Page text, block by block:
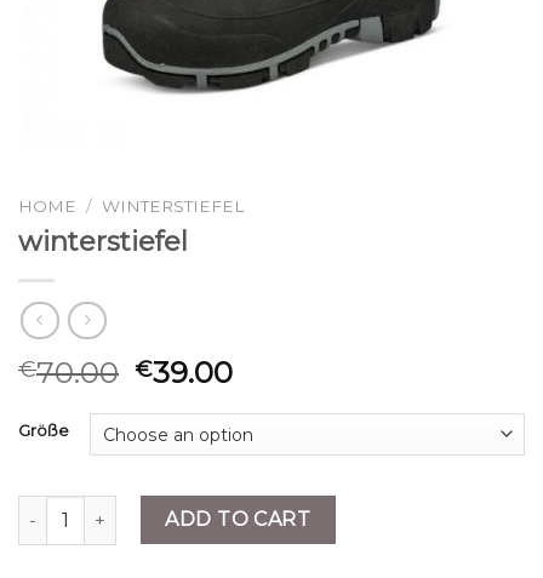
HOME / WINTERSTIEFEL
winterstiefel
€70.00 €39.00
Größe
winterstiefel quantityADD TO CART